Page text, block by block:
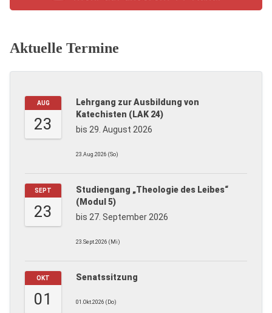
Aktuelle Termine
AUG
23
Lehrgang zur Ausbildung von
Katechisten (LAK 24)
bis 29. August 2026
23.Aug.2026 (So)
SEPT
23
Studiengang „Theologie des Leibes“
(Modul 5)
bis 27. September 2026
23.Sept.2026 (Mi)
OKT
01
Senatssitzung
01.Okt.2026 (Do)